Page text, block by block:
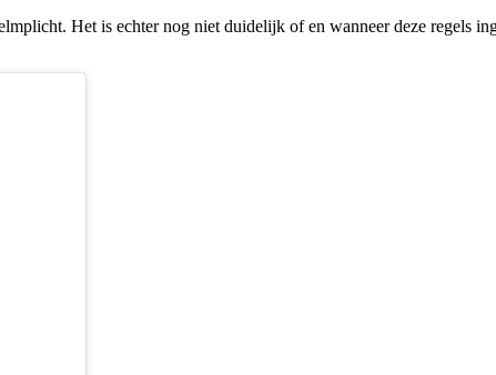
Het is echter nog niet duidelijk of en wanneer deze regels